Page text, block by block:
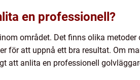
en professionell?
området. Det finns olika metoder
för att uppnå ett bra resultat. Om
att anlita en professionell